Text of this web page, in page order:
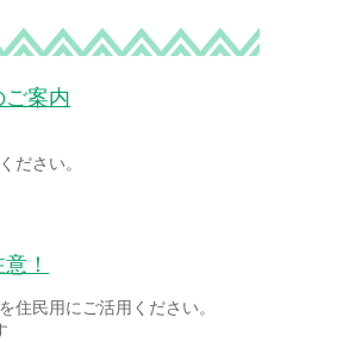
案内
ださい。
！
民用にご活用ください。